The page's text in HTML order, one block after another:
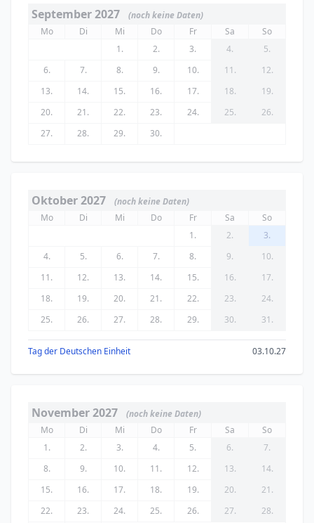
September 2027
(noch keine Daten)
Mo
Di Mi Do Fr Sa
So
1.
2. 3. 4.
5.
6.
7. 8. 9. 10. 11.
12.
13.
14. 15. 16. 17. 18.
19.
20.
21. 22. 23. 24. 25.
26.
27.
28. 29. 30.
Oktober 2027
(noch keine Daten)
Mo
Di Mi Do Fr Sa
So
1.
2.
3.
4.
5. 6. 7. 8. 9.
10.
11.
12. 13. 14. 15. 16.
17.
18.
19. 20. 21. 22. 23.
24.
25.
26. 27. 28. 29. 30. 31.
Tag der Deutschen Einheit 03.10.27
November 2027
(noch keine Daten)
Mo
Di Mi Do Fr Sa
So
1.
2. 3. 4. 5. 6.
7.
8.
9. 10. 11. 12. 13.
14.
15.
16. 17. 18. 19. 20.
21.
22.
23. 24. 25. 26. 27.
28.